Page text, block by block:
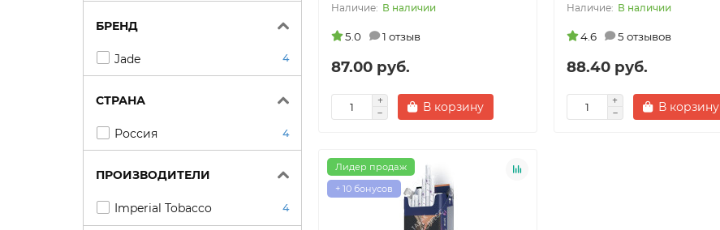
БРЕНД
Jade 4
СТРАНА
Россия 4
ПРОИЗВОДИТЕЛИ
Imperial Tobacco 4
В наличии
5.0 1 отзыв
87.00 руб.
В корзину
В наличии
4.6 5 отзывов
88.40 руб.
В корзину
Лидер продаж
+ 10 бонусов